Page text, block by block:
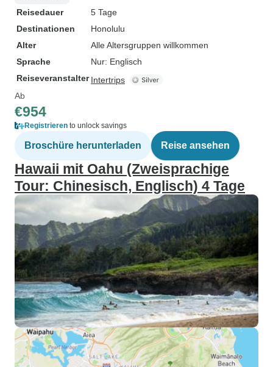
Reisedauer
5 Tage
Destinationen
Honolulu
Alter
Alle Altersgruppen willkommen
Sprache
Nur: Englisch
Reiseveranstalter Intertrips
Ab
€954
Registrieren to unlock savings
Broschüre herunterladen Reise ansehen
Hawaii mit Oahu (Zweisprachige
Tour: Chinesisch, Englisch) 4 Tage